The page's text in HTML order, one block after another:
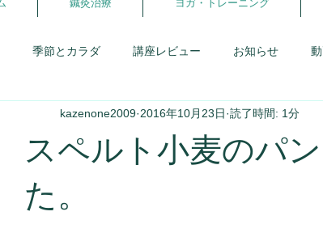
鍼灸治療 ヨガ・トレーニング
季節とカラダ 講座レビュー お知らせ
スケジュール 東洋医学 患者さんとの会話
スペルト小麦のパ
た。
kazenone2009 2016年10月23日 読了時間: 1分